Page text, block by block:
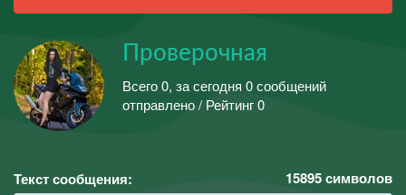
Проверочная
Всего 0, за сегодня 0 сообщений
отправлено / Рейтинг 0
Текст сообщения: 15895символов